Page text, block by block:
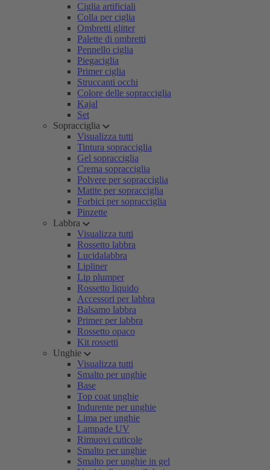
Ciglia artificiali
Colla per ciglia
Ombretti glitter
Palette di ombretti
Pennello ciglia
Piegaciglia
Primer ciglia
Struccanti occhi
Colore delle sopracciglia
Kajal
Set
Sopracciglia
Visualizza tutti
Tintura sopracciglia
Gel sopracciglia
Crema sopracciglia
Polvere per sopracciglia
Matite per sopracciglia
Forbici per sopracciglia
Pinzette
Labbra
Visualizza tutti
Rossetto labbra
Lucidalabbra
Lipliner
Lip plumper
Rossetto liquido
Accessori per labbra
Balsamo labbra
Primer per labbra
Rossetto opaco
Kit rossetti
Unghie
Visualizza tutti
Smalto per unghie
Base
Top coat unghie
Indurente per unghie
Lima per unghie
Lampade UV
Rimuovi cuticole
Smalto per unghie
Smalto per unghie in gel